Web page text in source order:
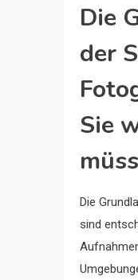
Die
der
Sie
Die
sind